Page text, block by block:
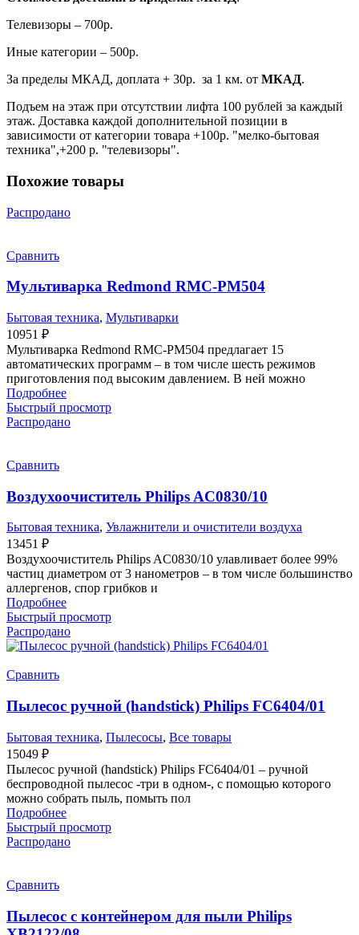
Телевизоры – 700р.
Иные категории – 500р.
За пределы МКАД, доплата + 30р. за 1 км. от МКАД.
Подъем на этаж при отсутствии лифта 100 рублей за каждый
этаж. Доставка каждой дополнительной позиции в
зависимости от категории товара +100р. "мелко-бытовая
техника",+200 р. "телевизоры".
Похожие товары
Распродано
Сравнить
Мультиварка Redmond RMC-PM504
Бытовая техника, Мультиварки
10951 ₽
Мультиварка Redmond RMC-PM504 предлагает 15
автоматических программ – в том числе шесть режимов
приготовления под высоким давлением. В ней можно
Подробнее
Быстрый просмотр
Распродано
Сравнить
Воздухоочиститель Philips AC0830/10
Бытовая техника, Увлажнители и очистители воздуха
13451 ₽
Воздухоочиститель Philips AC0830/10 улавливает более 99%
частиц диаметром от 3 нанометров – в том числе большинство
аллергенов, спор грибков и
Подробнее
Быстрый просмотр
Распродано
Сравнить
Пылесос ручной (handstick) Philips FC6404/01
Бытовая техника, Пылесосы, Все товары
15049 ₽
Пылесос ручной (handstick) Philips FC6404/01 – ручной
беспроводной пылесос -три в одном-, с помощью которого
можно собрать пыль, помыть пол
Подробнее
Быстрый просмотр
Распродано
Сравнить
Пылесос с контейнером для пыли Philips